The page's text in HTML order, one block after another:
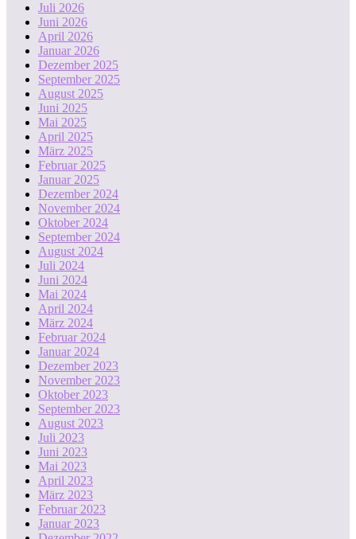
Juli 2026
Juni 2026
April 2026
Januar 2026
Dezember 2025
September 2025
August 2025
Juni 2025
Mai 2025
April 2025
März 2025
Februar 2025
Januar 2025
Dezember 2024
November 2024
Oktober 2024
September 2024
August 2024
Juli 2024
Juni 2024
Mai 2024
April 2024
März 2024
Februar 2024
Januar 2024
Dezember 2023
November 2023
Oktober 2023
September 2023
August 2023
Juli 2023
Juni 2023
Mai 2023
April 2023
März 2023
Februar 2023
Januar 2023